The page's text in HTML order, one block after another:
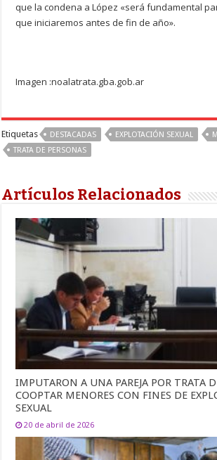
que la condena a López «será fundamental
que iniciaremos antes de fin de año».
Imagen :noalatrata.gba.gob.ar
Etiquetas DESTACADAS EXPLOTACIÓN SEXUAL
TRATA DE PERSONAS
Artículos Relacionados
IMPUTARON A UNA PAREJA POR TRATA
COOPTAR MENORES CON FINES DE
SEXUAL
20 de abril de 2026